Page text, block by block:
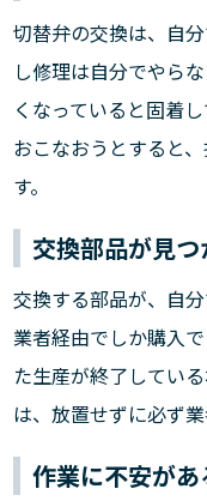
切替弁の交換は、自
し修理は自分でやら
くなっていると固着
おこなおうとすると
す。
交換部品が見
交換する部品が、自
業者経由でしか購入
た生産が終了してい
は、放置せずに必ず
作業に不安が